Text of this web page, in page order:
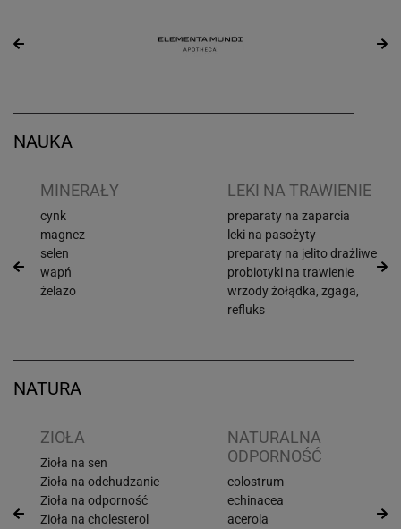
NAUKA
MINERAŁY
cynk
magnez
selen
wapń
żelazo
LEKI NA TRAWIENIE
preparaty na zaparcia
leki na pasożyty
preparaty na jelito drażliwe
probiotyki na trawienie
wrzody żołądka, zgaga,
refluks
NATURA
ZIOŁA
Zioła na sen
Zioła na odchudzanie
Zioła na odporność
Zioła na cholesterol
NATURALNA
ODPORNOŚĆ
colostrum
echinacea
acerola